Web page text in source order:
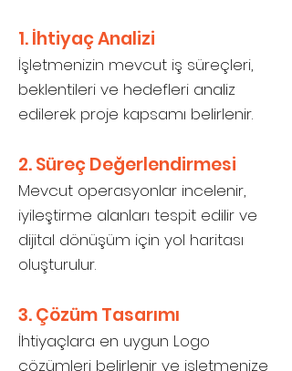
1. İhtiyaç Analizi
İşletmenizin mevcut iş süreçleri,
beklentileri ve hedefleri analiz
edilerek proje kapsamı belirlenir.
2. Süreç Değerlendirmesi
Mevcut operasyonlar incelenir,
iyileştirme alanları tespit edilir ve
dijital dönüşüm için yol haritası
oluşturulur.
3. Çözüm Tasarımı
İhtiyaçlara en uygun Logo
çözümleri belirlenir ve işletmenize